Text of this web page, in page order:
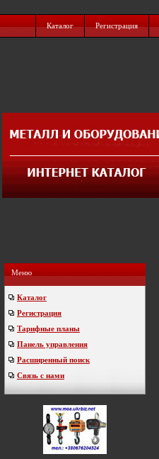
Каталог Регистрация
Меню
Каталог
Регистрация
Тарифные планы
Панель управления
Расширенный поиск
Связь с нами